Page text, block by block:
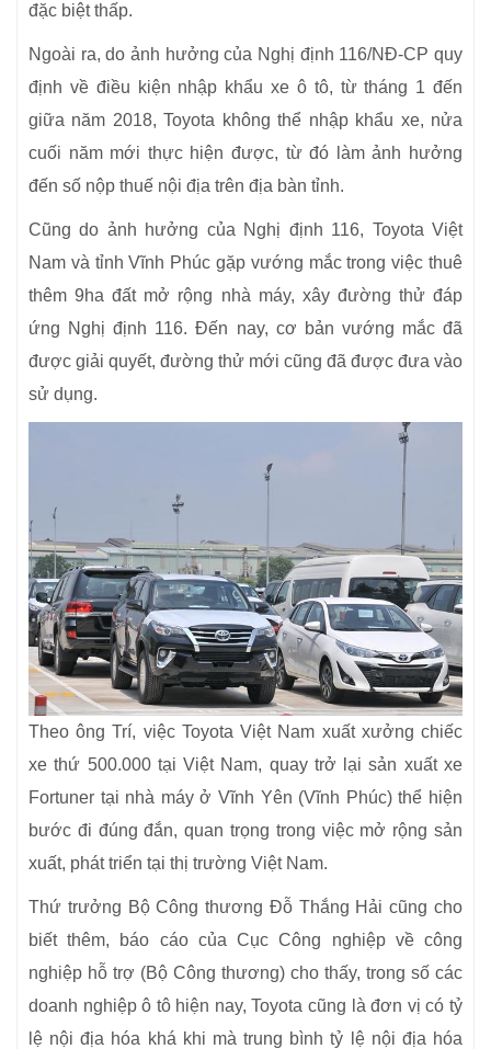
đặc biệt thấp.
Ngoài ra, do ảnh hưởng của Nghị định 116/NĐ-CP quy
định về điều kiện nhập khẩu xe ô tô, từ tháng 1 đến
giữa năm 2018, Toyota không thể nhập khẩu xe, nửa
cuối năm mới thực hiện được, từ đó làm ảnh hưởng
đến số nộp thuế nội địa trên địa bàn tỉnh.
Cũng do ảnh hưởng của Nghị định 116, Toyota Việt
Nam và tỉnh Vĩnh Phúc gặp vướng mắc trong việc thuê
thêm 9ha đất mở rộng nhà máy, xây đường thử đáp
ứng Nghị định 116. Đến nay, cơ bản vướng mắc đã
được giải quyết, đường thử mới cũng đã được đưa vào
sử dụng.
Theo ông Trí, việc Toyota Việt Nam xuất xưởng chiếc
xe thứ 500.000 tại Việt Nam, quay trở lại sản xuất xe
Fortuner tại nhà máy ở Vĩnh Yên (Vĩnh Phúc) thể hiện
bước đi đúng đắn, quan trọng trong việc mở rộng sản
xuất, phát triển tại thị trường Việt Nam.
Thứ trưởng Bộ Công thương Đỗ Thắng Hải cũng cho
biết thêm, báo cáo của Cục Công nghiệp về công
nghiệp hỗ trợ (Bộ Công thương) cho thấy, trong số các
doanh nghiệp ô tô hiện nay, Toyota cũng là đơn vị có tỷ
lệ nội địa hóa khá khi mà trung bình tỷ lệ nội địa hóa